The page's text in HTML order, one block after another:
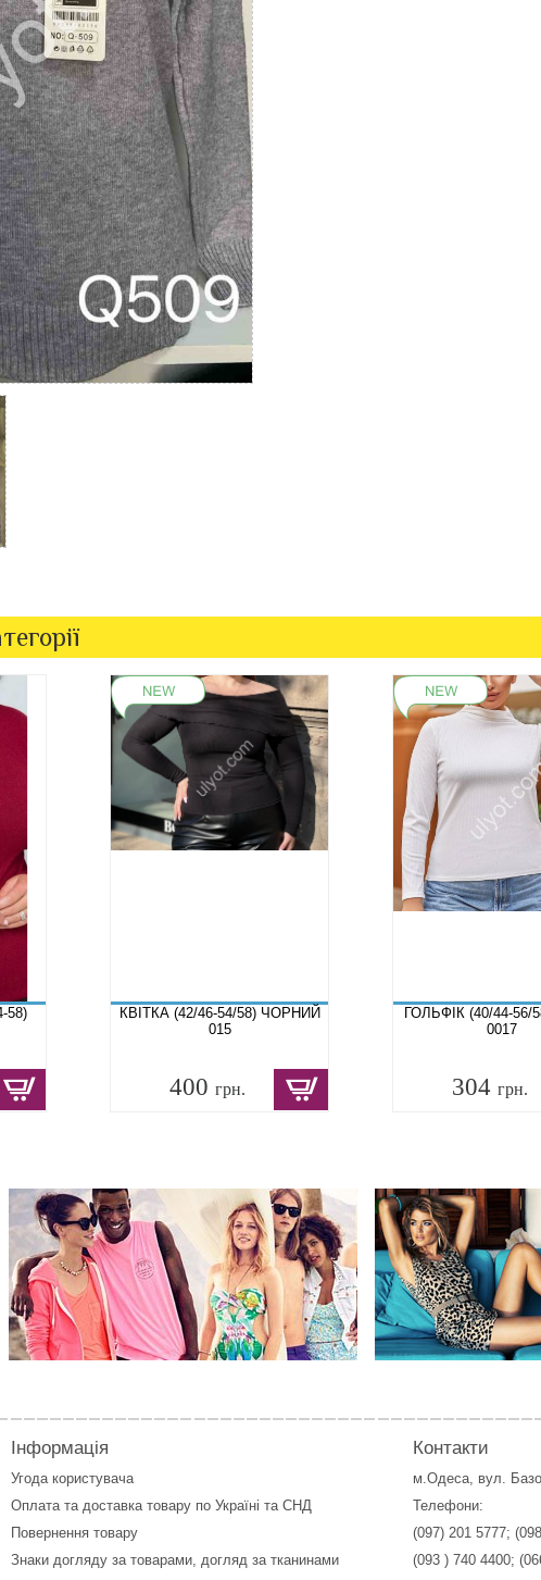
58)
КВІТКА (42/46-54/58) ЧОРНИЙ
015
400 грн.
ГОЛЬФІК (40/44-56/
0017
304 грн.
Інформація
Угода користувача
Оплата та доставка товару по Україні та СНД
Повернення товару
Знаки догляду за товарами, догляд за тканинами
Контакти
м.Одеса, вул.
Телефони:
(097) 201 5777;
(093 ) 740 4400;